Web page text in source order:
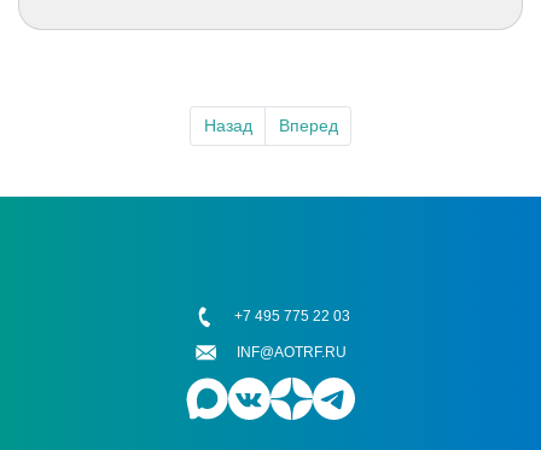
Назад Вперед
+7 495 775 22 03
INF@AOTRF.RU